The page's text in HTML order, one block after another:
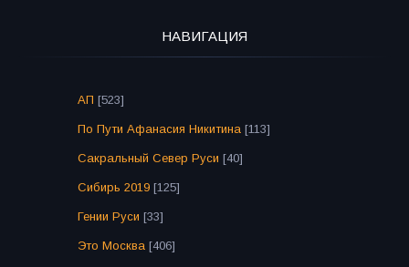
НАВИГАЦИЯ
АП [523]
По Пути Афанасия Никитина [113]
Сакральный Север Руси [40]
Сибирь 2019 [125]
Гении Руси [33]
Это Москва [406]